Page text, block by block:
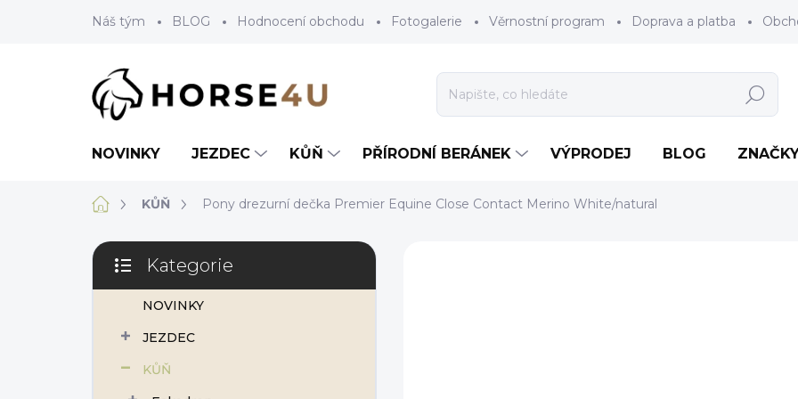
Náš tým BLOG Hodnocení obchodu Fotogalerie Věrnostní program Doprava a platba
Hledat
NOVINKY JEZDEC KŮŇ PŘÍRODNÍ BERÁNEK VÝPRODEJ BLOG
DomůKŮŇ Pony drezurní dečka Premier Equine Close Contact Merino White/natural
P
s
Přeskočit
kategorie
Kategorie
NOVINKY
JEZDEC
KŮŇ